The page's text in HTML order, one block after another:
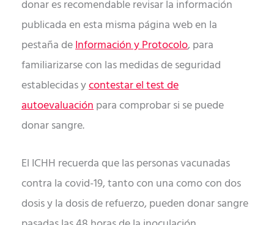
donar es recomendable revisar la información
publicada en esta misma página web en la
pestaña deInformación y Protocolo, para
familiarizarse con las medidas de seguridad
establecidas ycontestar el test de
autoevaluaciónpara comprobar si se puede
donar sangre.
El ICHH recuerda que las personas vacunadas
contra la covid-19, tanto con una como con dos
dosis y la dosis de refuerzo, pueden donar sangre